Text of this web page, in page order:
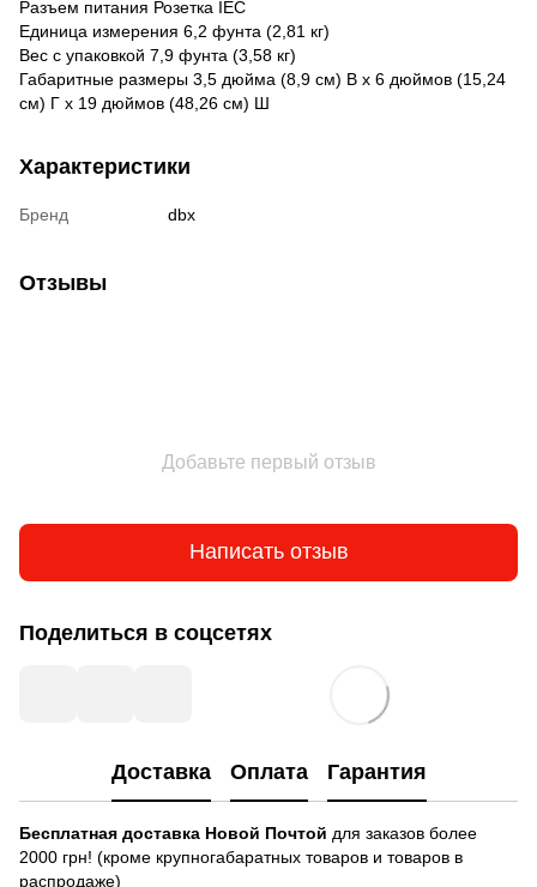
Разъем питания Розетка IEC
Единица измерения 6,2 фунта (2,81 кг)
Вес с упаковкой 7,9 фунта (3,58 кг)
Габаритные размеры 3,5 дюйма (8,9 см) В x 6 дюймов (15,24
см) Г x 19 дюймов (48,26 см) Ш
Характеристики
Бренд dbx
Отзывы
Добавьте первый отзыв
Написать отзыв
Поделиться в соцсетях
Доставка Оплата Гарантия
Бесплатная доставка Новой Почтой для заказов более
2000 грн! (кроме крупногабаратных товаров и товаров в
распродаже)